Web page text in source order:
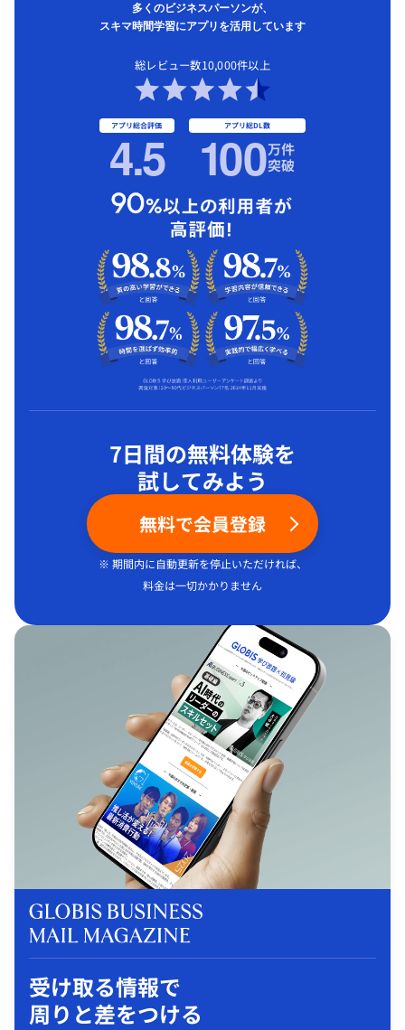
多くのビジネスパーソンが、
スキマ時間学習にアプリを活用しています
総レビュー数10,000件以上
アプリ総合評価
4.5 アプリ総DL数
100万件
突破
7日間の無料体験を
試してみよう
無料で会員登録
※ 期間内に自動更新を停止いただければ、
料金は一切かかりません
受け取る情報で
周りと差をつける